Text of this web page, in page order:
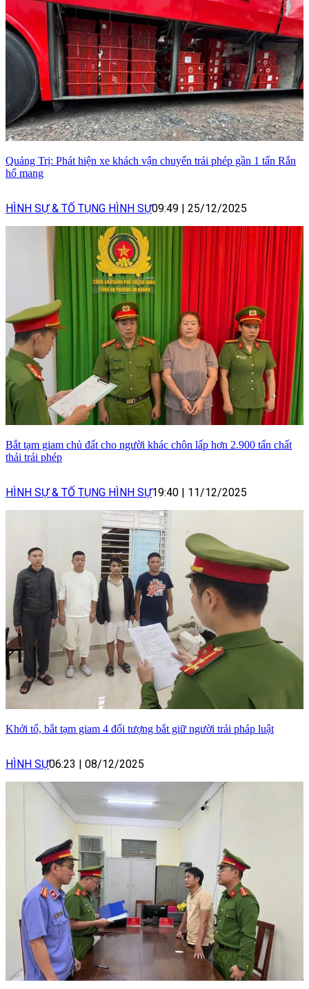
Quảng Trị: Phát hiện xe khách vận chuyển trái phép gần 1 tấn Rắn
hổ mang
HÌNH SỰ & TỐ TỤNG HÌNH SỰ09:49 | 25/12/2025
Bắt tạm giam chủ đất cho người khác chôn lấp hơn 2.900 tấn chất
thải trái phép
HÌNH SỰ & TỐ TỤNG HÌNH SỰ19:40 | 11/12/2025
Khởi tố, bắt tạm giam 4 đối tượng bắt giữ người trái pháp luật
HÌNH SỰ06:23 | 08/12/2025